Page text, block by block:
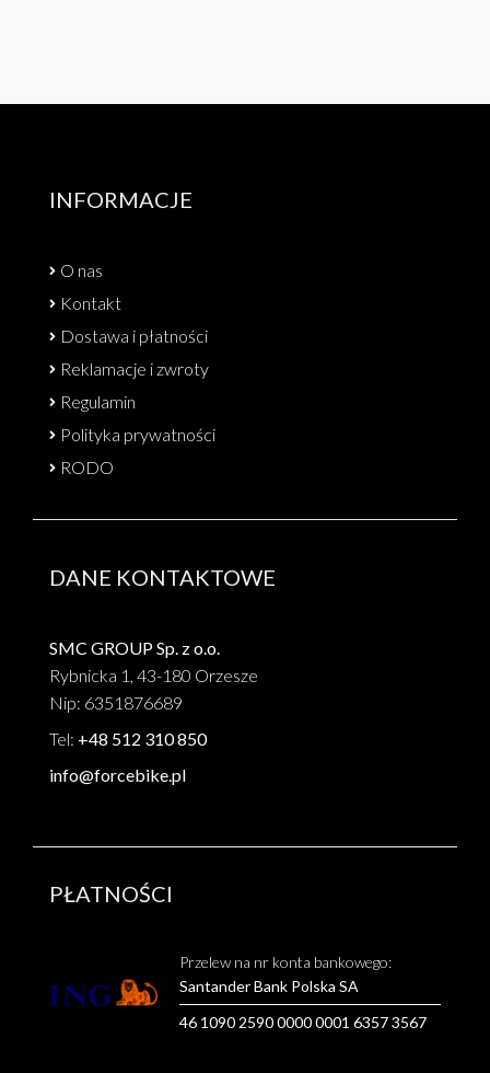
INFORMACJE
O nas
Kontakt
Dostawa i płatności
Reklamacje i zwroty
Regulamin
Polityka prywatności
RODO
DANE KONTAKTOWE
SMC GROUP Sp. z o.o.
Rybnicka 1, 43-180 Orzesze
Nip: 6351876689
Tel: +48 512 310 850
info@forcebike.pl
PŁATNOŚCI
Przelew na nr konta bankowego:
Santander Bank Polska SA
46 1090 2590 0000 0001 6357 3567